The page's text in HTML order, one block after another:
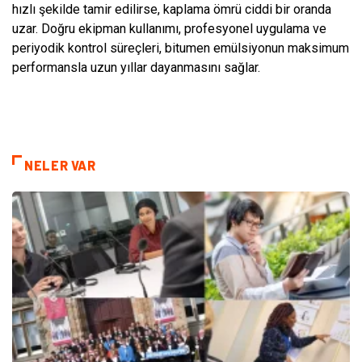
hızlı şekilde tamir edilirse, kaplama ömrü ciddi bir oranda
uzar. Doğru ekipman kullanımı, profesyonel uygulama ve
periyodik kontrol süreçleri, bitumen emülsiyonun maksimum
performansla uzun yıllar dayanmasını sağlar.
NELER VAR